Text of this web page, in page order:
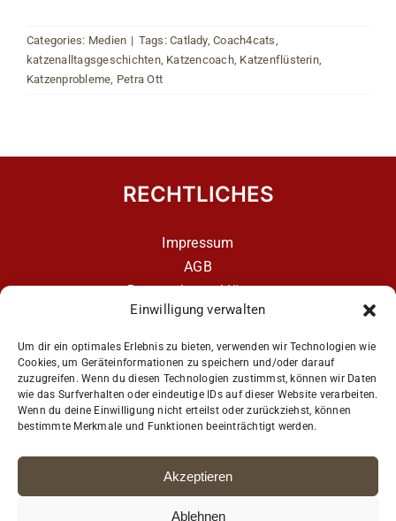
Einwilligung verwalten
Um dir ein optimales Erlebnis zu bieten, verwenden wir Technologien wie
Cookies, um Geräteinformationen zu speichern und/oder darauf
zuzugreifen. Wenn du diesen Technologien zustimmst, können wir Daten
wie das Surfverhalten oder eindeutige IDs auf dieser Website verarbeiten.
Wenn du deine Einwilligung nicht erteilst oder zurückziehst, können
bestimmte Merkmale und Funktionen beeinträchtigt werden.
Akzeptieren
Ablehnen
Categories: Medien | Tags:Catlady,Coach4cats,
katzenalltagsgeschichten, Katzencoach, Katzenflüsterin,
Katzenprobleme, Petra Ott
RECHTLICHES
Impressum
AGB
Datenschutzerklärung
Datenschutzerklärung – aCATemy Katzentraining
App
Get Social